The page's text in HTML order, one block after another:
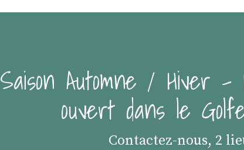
Saison Automne / Hiver -
ouvert dans le
Contactez-nous, 2